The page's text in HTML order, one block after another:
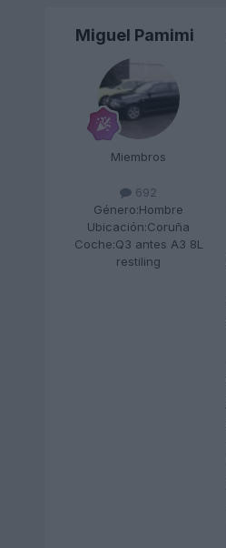
Miguel Pamimi
Miembros
692
Género:Hombre
Ubicación:Coruña
Coche:Q3 antes A3 8L
restiling